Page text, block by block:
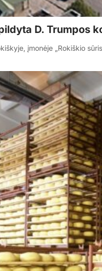
D. Trumpos
įmonėje „Rokiškio